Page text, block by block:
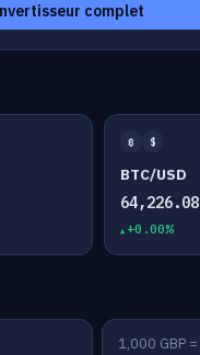
complet
₿ $
BTC/USD
64,226.08
+0.00%
1,000 GBP =